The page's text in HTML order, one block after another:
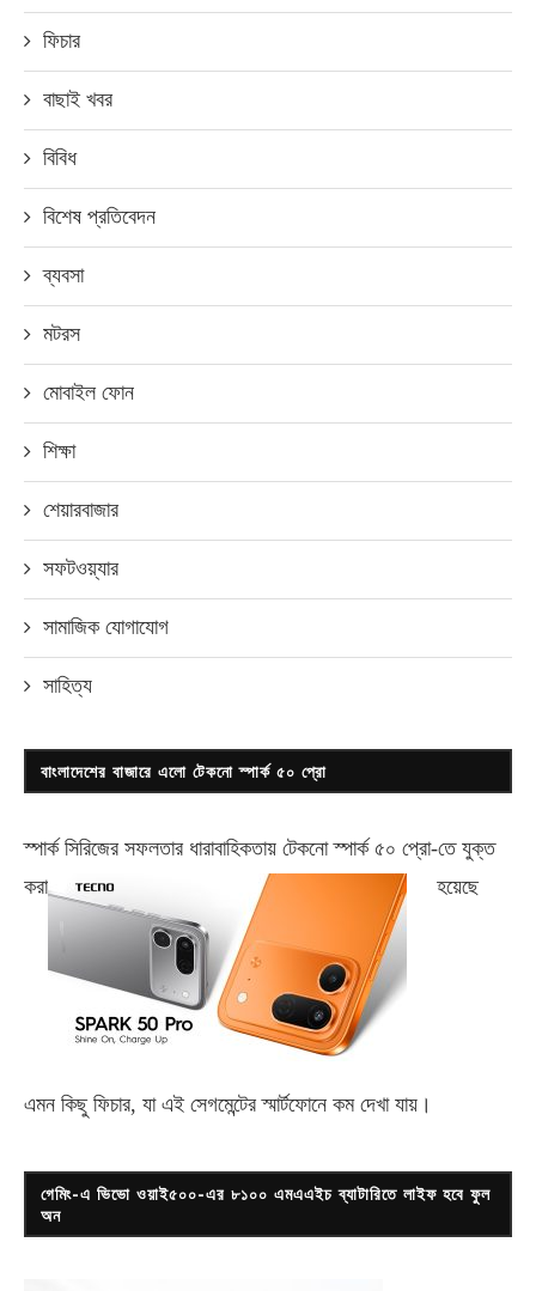
ফিচার
বাছাই খবর
বিবিধ
বিশেষ প্রতিবেদন
ব্যবসা
মটরস
মোবাইল ফোন
শিক্ষা
শেয়ারবাজার
সফটওয়্যার
সামাজিক যোগাযোগ
সাহিত্য
বাংলাদেশের বাজারে এলো টেকনো স্পার্ক ৫০ প্রো
স্পার্ক সিরিজের সফলতার ধারাবাহিকতায় টেকনোস্পার্ক ৫০ প্রো-তে যুক্ত
করা
হয়েছে
এমন কিছু ফিচার, যা এই সেগমেন্টের স্মার্টফোনে কম দেখা যায়।
গেমিং-এ ভিভো ওয়াই৫০০-এর ৮১০০ এমএএইচ ব্যাটারিতে লাইফ হবে ফুল
অন